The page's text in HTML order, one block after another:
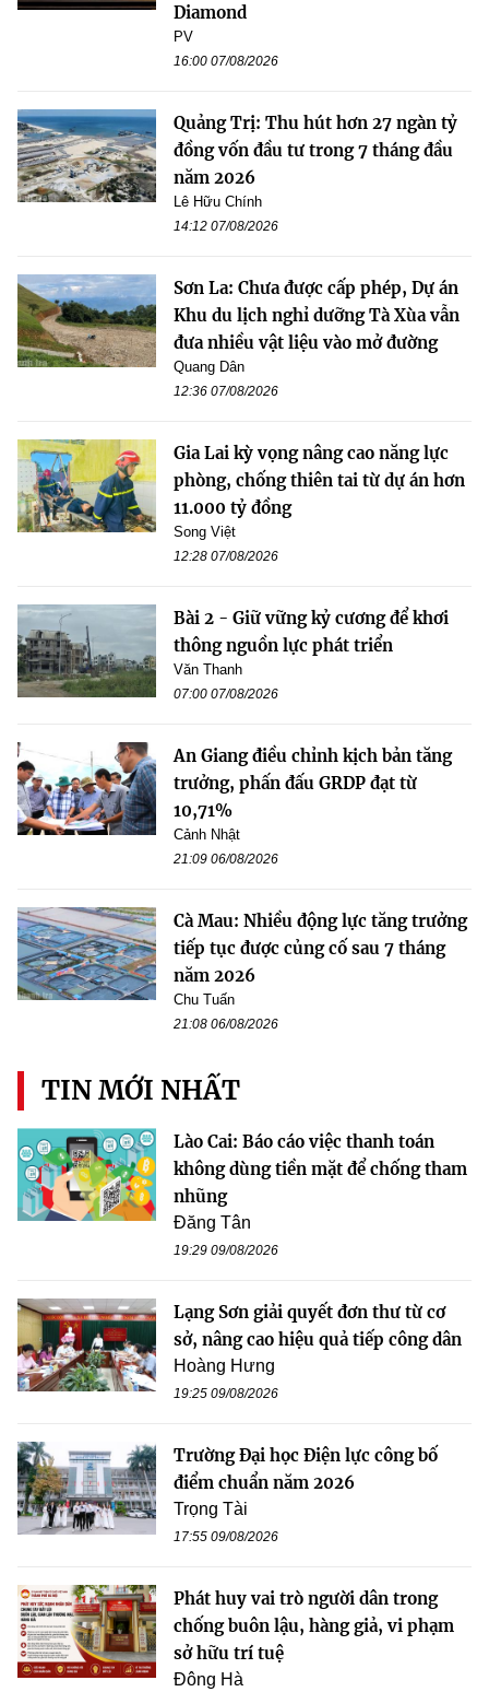
Diamond
PV
16:00 07/08/2026
Quảng Trị: Thu hút hơn 27 ngàn tỷ
đồng vốn đầu tư trong 7 tháng đầu
năm 2026
Lê Hữu Chính
14:12 07/08/2026
Sơn La: Chưa được cấp phép, Dự án
Khu du lịch nghỉ dưỡng Tà Xùa vẫn
đưa nhiều vật liệu vào mở đường
Quang Dân
12:36 07/08/2026
Gia Lai kỳ vọng nâng cao năng lực
phòng, chống thiên tai từ dự án hơn
11.000 tỷ đồng
Song Việt
12:28 07/08/2026
Bài 2 - Giữ vững kỷ cương để khơi
thông nguồn lực phát triển
Văn Thanh
07:00 07/08/2026
An Giang điều chỉnh kịch bản tăng
trưởng, phấn đấu GRDP đạt từ
10,71%
Cảnh Nhật
21:09 06/08/2026
Cà Mau: Nhiều động lực tăng trưởng
tiếp tục được củng cố sau 7 tháng
năm 2026
Chu Tuấn
21:08 06/08/2026
TIN MỚI NHẤT
Lào Cai: Báo cáo việc thanh toán
không dùng tiền mặt để chống tham
nhũng
Đăng Tân
19:29 09/08/2026
Lạng Sơn giải quyết đơn thư từ cơ
sở, nâng cao hiệu quả tiếp công dân
Hoàng Hưng
19:25 09/08/2026
Trường Đại học Điện lực công bố
điểm chuẩn năm 2026
Trọng Tài
17:55 09/08/2026
Phát huy vai trò người dân trong
chống buôn lậu, hàng giả, vi phạm
sở hữu trí tuệ
Đông Hà